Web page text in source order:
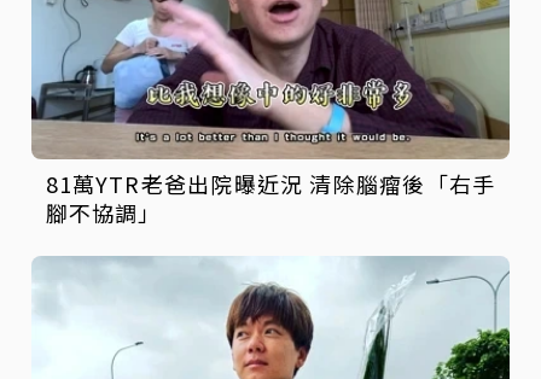
81萬YTR老爸出院曝近況 清除腦瘤後「右手
腳不協調」